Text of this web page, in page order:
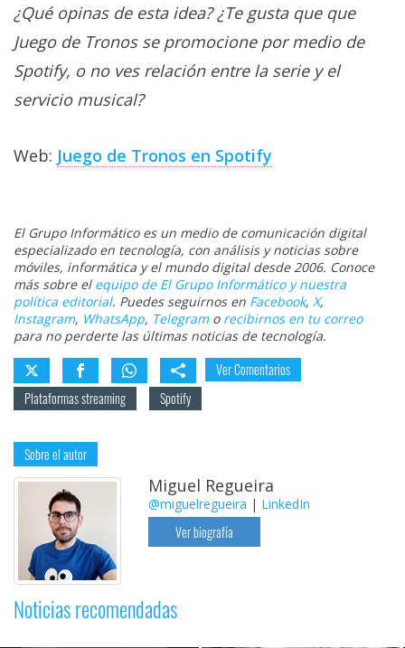
¿Qué opinas de esta idea? ¿Te gusta que que
Juego de Tronos se promocione por medio de
Spotify, o no ves relación entre la serie y el
servicio musical?
Web: Juego de Tronos en Spotify
El Grupo Informático es un medio de comunicación digital
especializado en tecnología, con análisis y noticias sobre
móviles, informática y el mundo digital desde 2006. Conoce
más sobre el equipo de El Grupo Informático y nuestra
política editorial. Puedes seguirnos en Facebook, X,
Instagram, WhatsApp, Telegramo recibirnos en tu correo
para no perderte las últimas noticias de tecnología.
Ver Comentarios
Plataformas streaming
Spotify
Sobre el autor
Miguel Regueira
@miguelregueira | LinkedIn
Ver biografía
Noticias recomendadas